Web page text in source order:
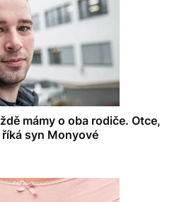
mámy o oba rodiče. Otce,
syn Monyové